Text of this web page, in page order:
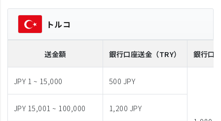
トルコ
送金額 銀行口座送金 （TRY） 銀行口
JPY 1 ~ 15,000 500 JPY
JPY 15,001 ~ 100,000 1,200 JPY